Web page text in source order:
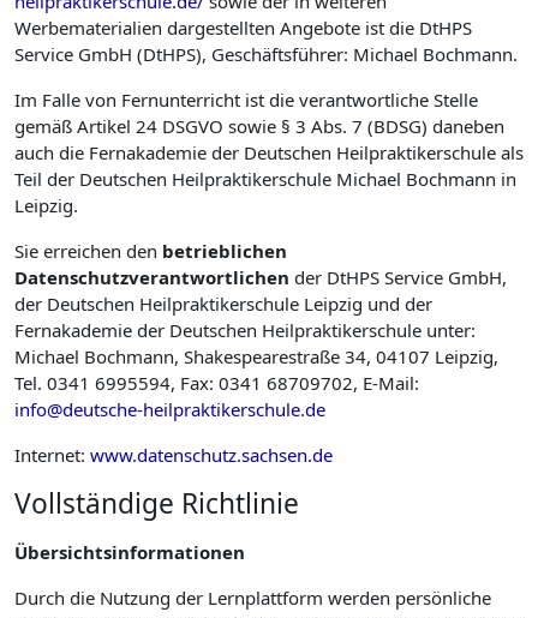
Werbematerialien dargestellten Angebote ist die DtHPS
Service GmbH (DtHPS), Geschäftsführer: Michael Bochmann.
Im Falle von Fernunterricht ist die verantwortliche Stelle
gemäß Artikel 24 DSGVO sowie § 3 Abs. 7 (BDSG) daneben
auch die Fernakademie der Deutschen Heilpraktikerschule als
Teil der Deutschen Heilpraktikerschule Michael Bochmann in
Leipzig.
Sie erreichen den betrieblichen
Datenschutzverantwortlichen der DtHPS Service GmbH,
der Deutschen Heilpraktikerschule Leipzig und der
Fernakademie der Deutschen Heilpraktikerschule unter:
Michael Bochmann, Shakespearestraße 34, 04107 Leipzig,
Tel. 0341 6995594, Fax: 0341 68709702, E-Mail:
info@deutsche-heilpraktikerschule.de
Internet: www.datenschutz.sachsen.de
Vollständige Richtlinie
Übersichtsinformationen
Durch die Nutzung der Lernplattform werden persönliche